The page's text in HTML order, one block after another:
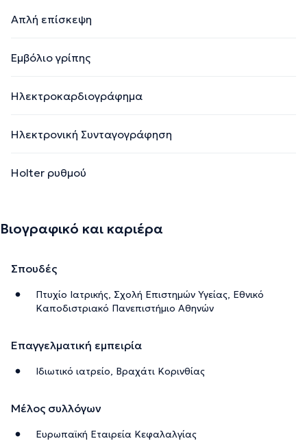
Απλή επίσκεψη
Εμβόλιο γρίπης
Ηλεκτροκαρδιογράφημα
Ηλεκτρονική Συνταγογράφηση
Holter ρυθμού
Βιογραφικό και καριέρα
Σπουδές
Πτυχίο Ιατρικής, Σχολή Επιστημών Υγείας, Εθνικό
Καποδιστριακό Πανεπιστήμιο Αθηνών
Επαγγελματική εμπειρία
Ιδιωτικό ιατρείο, Βραχάτι Κορινθίας
Μέλος συλλόγων
Ευρωπαϊκή Εταιρεία Κεφαλαλγίας